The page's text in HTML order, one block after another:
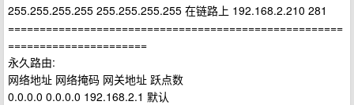
255.255.255.255 255.255.255.255 在链路上 192.168.2.210 281
=====================================================
======================
永久路由:
网络地址 网络掩码 网关地址 跃点数
0.0.0.0 0.0.0.0 192.168.2.1 默认